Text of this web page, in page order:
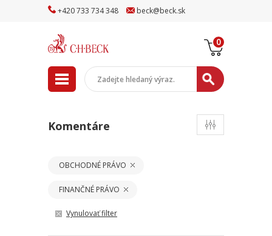
+420733 734348 beck@beck.sk
0
Komentáre
OBCHODNÉ PRÁVO
FINANČNÉ PRÁVO
Vynulovať filter